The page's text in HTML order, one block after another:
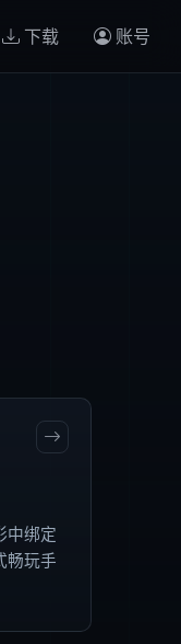
下载 账号
中绑定
畅玩手